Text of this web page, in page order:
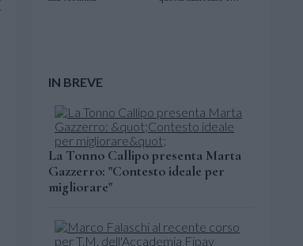
IN BREVE
La Tonno Callipo presenta Marta
Gazzerro: "Contesto ideale per
migliorare"